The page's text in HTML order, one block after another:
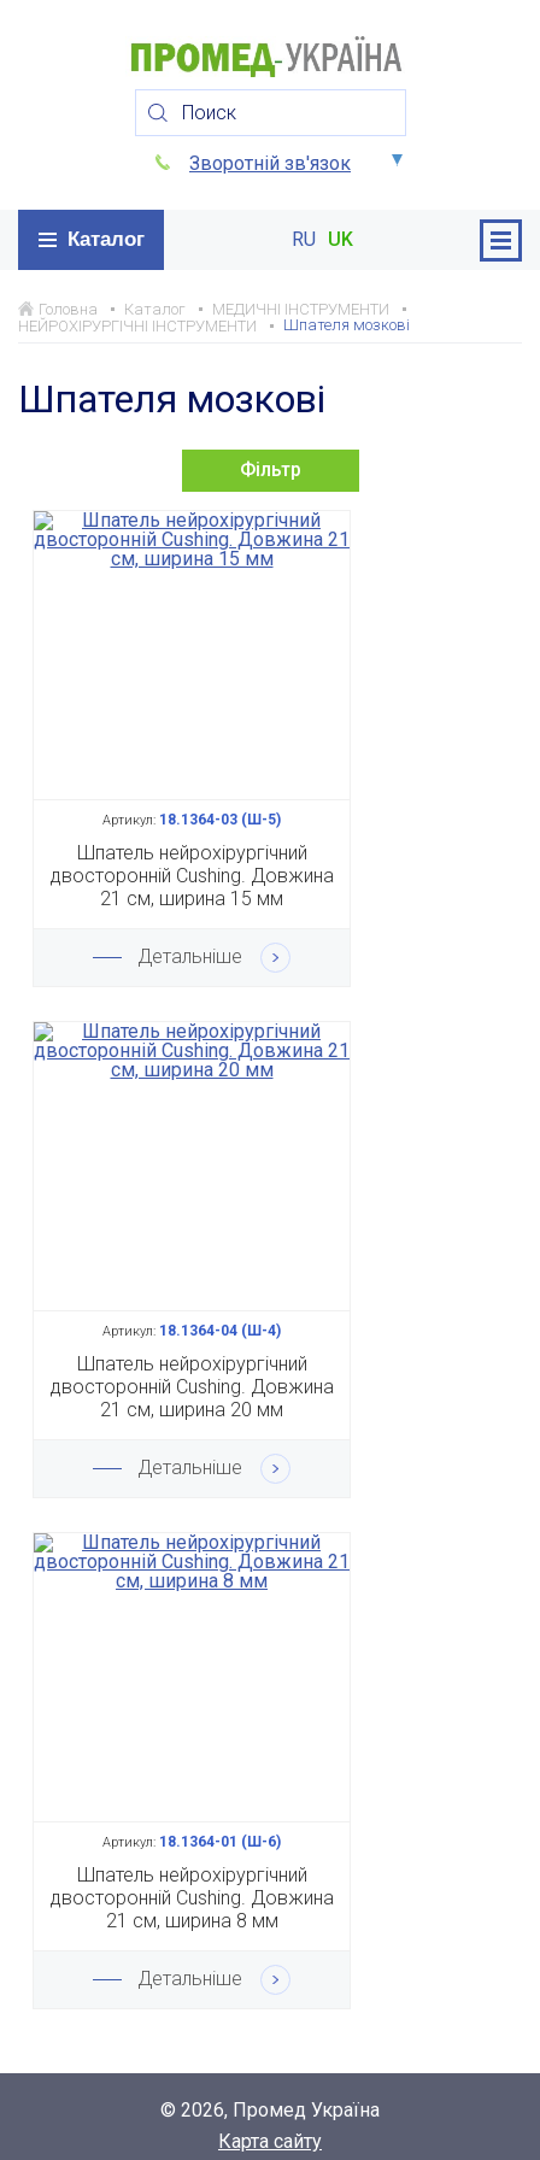
Зворотній зв'язок
Каталог RU UK
Головна Каталог
МЕДИЧНІ ІНСТРУМЕНТИ
НЕЙРОХІРУРГІЧНІ ІНСТРУМЕНТИ
Шпателя мозкові
Шпателя мозкові
Фільтр
Артикул: 18.1364-03 (Ш-5)
Шпатель нейрохірургічний
двосторонній Cushing. Довжина
21 см, ширина 15 мм
Детальніше
Артикул: 18.1364-04 (Ш-4)
Шпатель нейрохірургічний
двосторонній Cushing. Довжина
21 см, ширина 20 мм
Детальніше
Артикул: 18.1364-01 (Ш-6)
Шпатель нейрохірургічний
двосторонній Cushing. Довжина
21 см, ширина 8 мм
Детальніше
© 2026, Промед Україна
Карта сайту